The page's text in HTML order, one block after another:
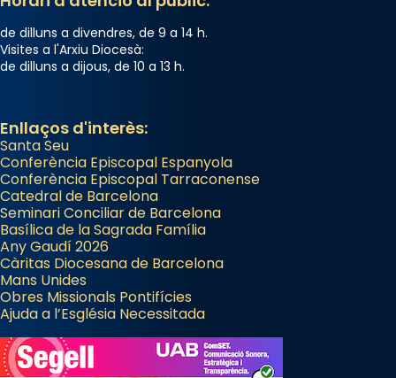
de dilluns a divendres, de 9 a 14 h.
Visites a l'Arxiu Diocesà:
de dilluns a dijous, de 10 a 13 h.
Enllaços d'interès:
Santa Seu
Conferència Episcopal Espanyola
Conferència Episcopal Tarraconense
Catedral de Barcelona
Seminari Conciliar de Barcelona
Basílica de la Sagrada Família
Any Gaudí 2026
Càritas Diocesana de Barcelona
Mans Unides
Obres Missionals Pontifícies
Ajuda a l’Església Necessitada